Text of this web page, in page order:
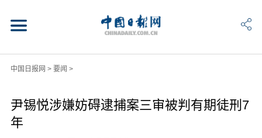
中国日报网 > 要闻 >
尹锡悦涉嫌妨碍逮捕案三审被判有期徒刑7
年